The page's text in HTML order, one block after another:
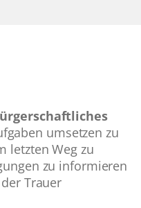
umsetzen zu
letzten Weg zu
zu informieren
Trauer